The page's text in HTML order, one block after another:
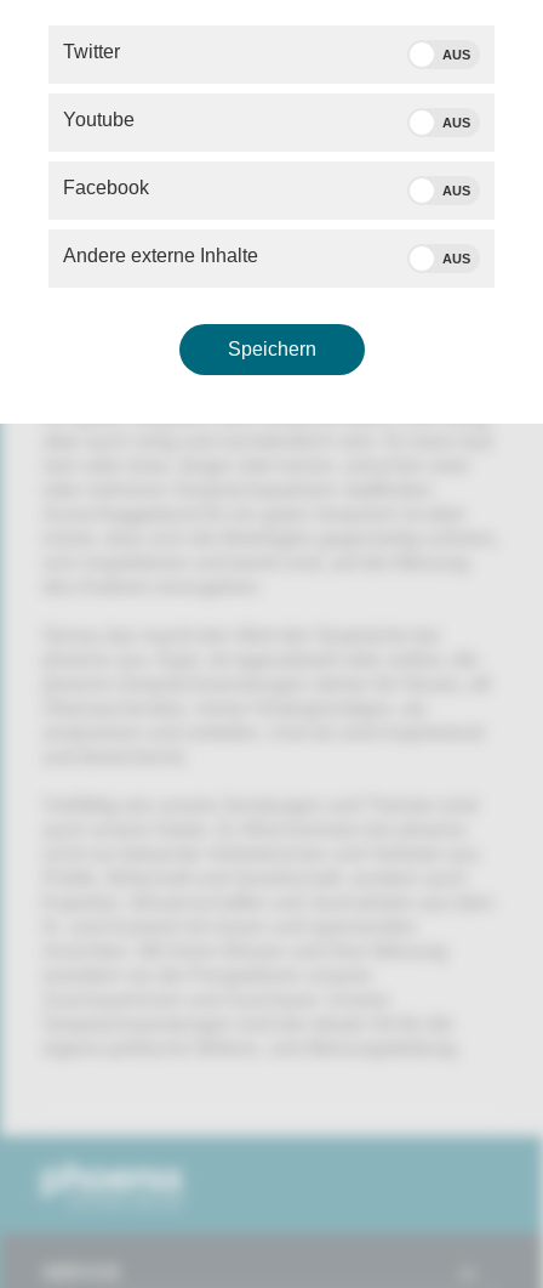
Neben dem Thema der Woche stellt einer der beiden
Der verbale Schlagabtausch zwischen Jakob
Youtube-Kanal abrufbar unter:
PHOENIX GESPRÄCHE UND DISKUSSIONEN
Twitter AUS
Youtube AUS
Facebook AUS
Andere externe Inhalte AUS
Speichern